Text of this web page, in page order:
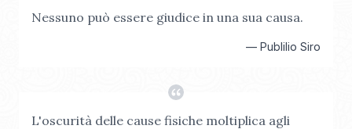
Nessuno può essere giudice in una sua causa.
— Publilio Siro
L'oscurità delle cause fisiche moltiplica agli